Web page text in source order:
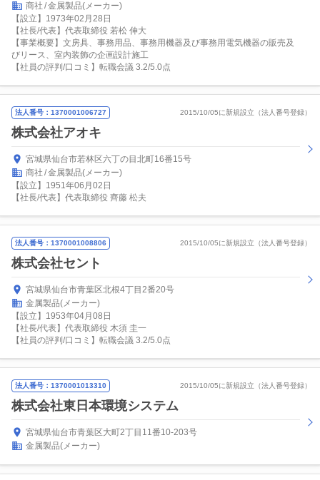
商社 金属製品(メーカー)
【設立】1973年02月28日
【社長/代表】代表取締役 若松 伸大
【事業概要】文房具、事務用品、事務用機器及び事務用電気機器の販売及
びリース、室内装飾の企画設計施工
【社員の評判/口コミ】転職会議 3.2/5.0点
法人番号：1370001006727 2015/10/05に新規設立（法人番号登録）
株式会社アオキ
宮城県仙台市若林区六丁の目北町16番15号
商社 金属製品(メーカー)
【設立】1951年06月02日
【社長/代表】代表取締役 齊藤 松夫
法人番号：1370001008806 2015/10/05に新規設立（法人番号登録）
株式会社セント
宮城県仙台市青葉区北根4丁目2番20号
金属製品(メーカー)
【設立】1953年04月08日
【社長/代表】代表取締役 木須 圭一
【社員の評判/口コミ】転職会議 3.2/5.0点
法人番号：1370001013310 2015/10/05に新規設立（法人番号登録）
株式会社東日本環境システム
宮城県仙台市青葉区大町2丁目11番10-203号
金属製品(メーカー)